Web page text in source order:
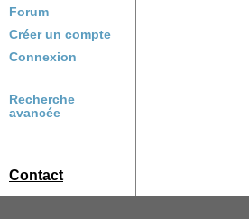
Forum
Créer un compte
Connexion
Recherche
avancée
Contact